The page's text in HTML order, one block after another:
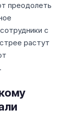
преодолеть
с
растут